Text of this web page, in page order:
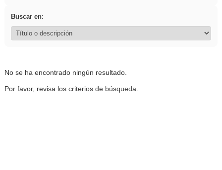
Buscar en:
No se ha encontrado ningún resultado.
Por favor, revisa los criterios de búsqueda.